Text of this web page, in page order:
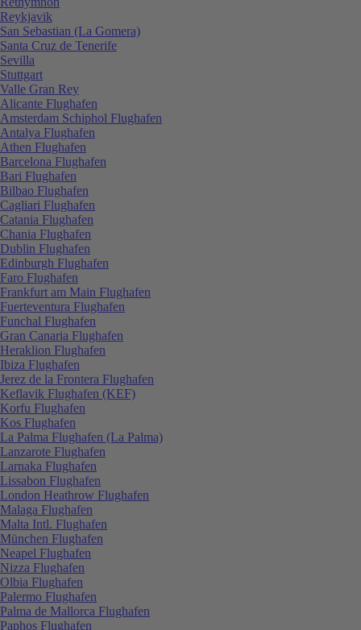
Reykjavik
San Sebastian (La Gomera)
Santa Cruz de Tenerife
Sevilla
Stuttgart
Valle Gran Rey
Alicante Flughafen
Amsterdam Schiphol Flughafen
Antalya Flughafen
Athen Flughafen
Barcelona Flughafen
Bari Flughafen
Bilbao Flughafen
Cagliari Flughafen
Catania Flughafen
Chania Flughafen
Dublin Flughafen
Edinburgh Flughafen
Faro Flughafen
Frankfurt am Main Flughafen
Fuerteventura Flughafen
Funchal Flughafen
Gran Canaria Flughafen
Heraklion Flughafen
Ibiza Flughafen
Jerez de la Frontera Flughafen
Keflavik Flughafen (KEF)
Korfu Flughafen
Kos Flughafen
La Palma Flughafen (La Palma)
Lanzarote Flughafen
Larnaka Flughafen
Lissabon Flughafen
London Heathrow Flughafen
Malaga Flughafen
Malta Intl. Flughafen
München Flughafen
Neapel Flughafen
Nizza Flughafen
Olbia Flughafen
Palermo Flughafen
Palma de Mallorca Flughafen
Paphos Flughafen